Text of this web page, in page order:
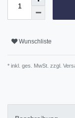
Wunschliste
* inkl. ges. MwSt. zzgl.